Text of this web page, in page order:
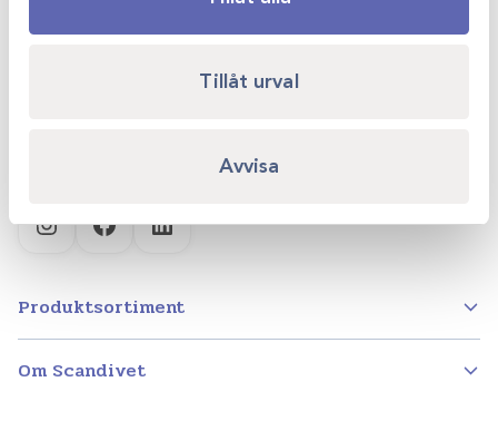
Tillåt urval
Avvisa
InstagramFacebookLinkedIn
Produktsortiment
Om Scandivet